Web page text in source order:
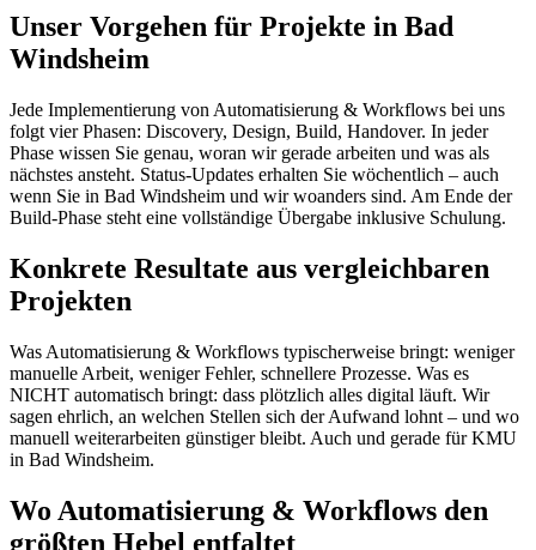
Unser Vorgehen für Projekte in Bad
Windsheim
Jede Implementierung von Automatisierung & Workflows bei uns
folgt vier Phasen: Discovery, Design, Build, Handover. In jeder
Phase wissen Sie genau, woran wir gerade arbeiten und was als
nächstes ansteht. Status-Updates erhalten Sie wöchentlich – auch
wenn Sie in Bad Windsheim und wir woanders sind. Am Ende der
Build-Phase steht eine vollständige Übergabe inklusive Schulung.
Konkrete Resultate aus vergleichbaren
Projekten
Was Automatisierung & Workflows typischerweise bringt: weniger
manuelle Arbeit, weniger Fehler, schnellere Prozesse. Was es
NICHT automatisch bringt: dass plötzlich alles digital läuft. Wir
sagen ehrlich, an welchen Stellen sich der Aufwand lohnt – und wo
manuell weiterarbeiten günstiger bleibt. Auch und gerade für KMU
in Bad Windsheim.
Wo Automatisierung & Workflows den
größten Hebel entfaltet